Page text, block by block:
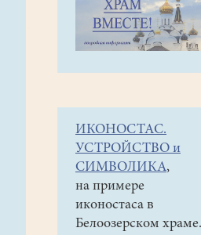
Виталий
школе
№18
25.11.
ИКОНОСТАС.
УСТРОЙСТВО и
СИМВОЛИКА,
на примере
иконостаса в
Белоозерском храме.